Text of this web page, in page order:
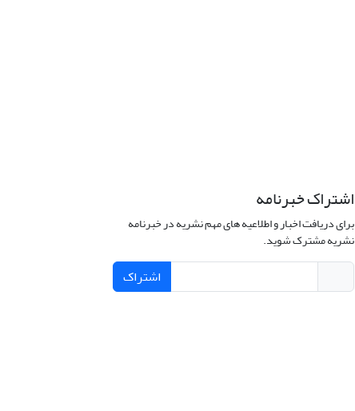
اشتراک خبرنامه
برای دریافت اخبار و اطلاعیه های مهم نشریه در خبرنامه
نشریه مشترک شوید.
اشتراک